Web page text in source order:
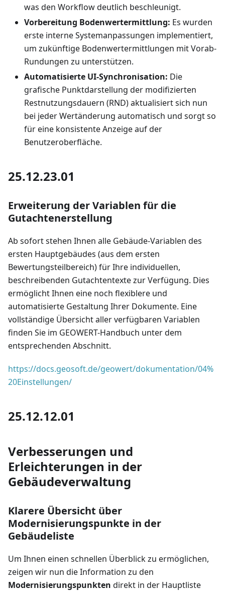
was den Workflow deutlich beschleunigt.
Vorbereitung Bodenwertermittlung: Es wurden
erste interne Systemanpassungen implementiert,
um zukünftige Bodenwertermittlungen mit Vorab-
Rundungen zu unterstützen.
Automatisierte UI-Synchronisation: Die
grafische Punktdarstellung der modifizierten
Restnutzungsdauern (RND) aktualisiert sich nun
bei jeder Wertänderung automatisch und sorgt so
für eine konsistente Anzeige auf der
Benutzeroberfläche.
25.12.23.01
Erweiterung der Variablen für die
Gutachtenerstellung
Ab sofort stehen Ihnen alle Gebäude-Variablen des
ersten Hauptgebäudes (aus dem ersten
Bewertungsteilbereich) für Ihre individuellen,
beschreibenden Gutachtentexte zur Verfügung. Dies
ermöglicht Ihnen eine noch flexiblere und
automatisierte Gestaltung Ihrer Dokumente. Eine
vollständige Übersicht aller verfügbaren Variablen
finden Sie im GEOWERT-Handbuch unter dem
entsprechenden Abschnitt.
https://docs.geosoft.de/geowert/dokumentation/04%
20Einstellungen/
25.12.12.01
Verbesserungen und
Erleichterungen in der
Gebäudeverwaltung
Klarere Übersicht über
Modernisierungspunkte in der
Gebäudeliste
Um Ihnen einen schnellen Überblick zu ermöglichen,
zeigen wir nun die Information zu den
Modernisierungspunkten direkt in der Hauptliste